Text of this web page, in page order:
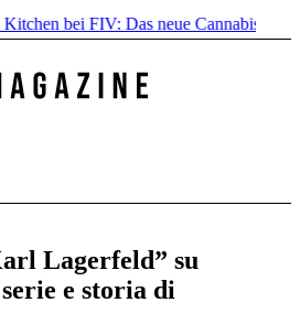
bei FIV: Das neue Cannabis-
Lagerfeld” su
e storia di